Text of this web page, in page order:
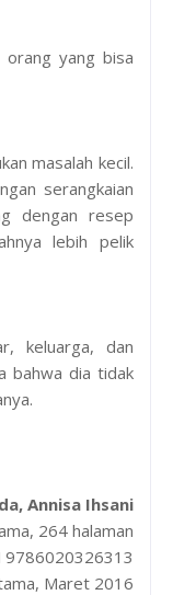
orang yang bisa
masalah kecil.
serangkaian
dengan resep
lebih pelik
keluarga, dan
bahwa dia tidak
Annisa Ihsani
264 halaman
9786020326313
Maret 2016